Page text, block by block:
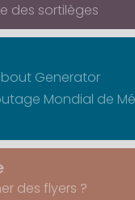
des sortilèges
Generator
Mondial de
des flyers ?